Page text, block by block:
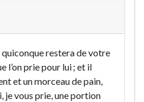
restera de votre
l’on prie pour lui ; et il
et un morceau de pain,
je vous prie, une portion